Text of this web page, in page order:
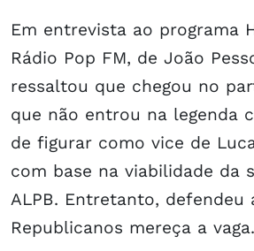
Em entrevista ao programa
Rádio Pop FM, de João
ressaltou que chegou no
que não entrou na legenda
de figurar como vice de
com base na viabilidade da
ALPB. Entretanto, defendeu
Republicanos mereça a vaga.